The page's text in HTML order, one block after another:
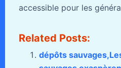
accessible pour les
Related Posts:
dépôts